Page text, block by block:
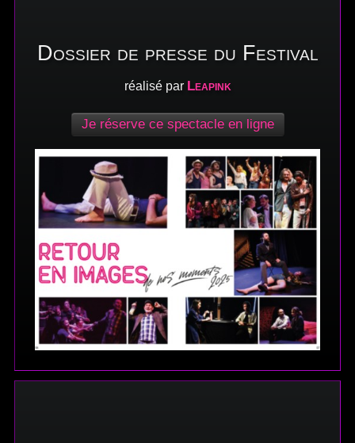
Dossier de presse du Festival
réalisé par Leapink
Je réserve ce spectacle en ligne